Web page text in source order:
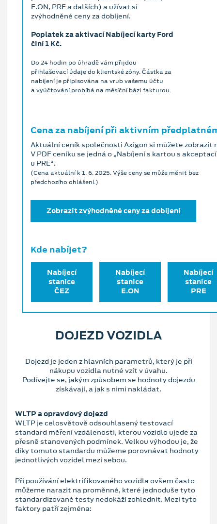
E.ON, PRE a dalších) a užívat si
zvýhodněné ceny za dobíjení.
Poplatek za aktivací Nabíjecí karty Ford
činí 1 Kč.
Do 24 hodin po úhradě vám přijdou
přihlašovací údaje do klientské zóny. Částka za
nabíjení je připisována na vrub vašemu účtu
a vyúčtování probíhá na měsíční bázi fakturou.
Cena za nabíjení při aktivním
Aktuální ceník společnosti Axigon si můžete zobrazit
V PDF ceníku se jedná o „Nabíjení s kartou s akceptací
u PRE“.
(Cena aktuální k 1. 6. 2025. Výše ceny se může měnit bez
předchozího ohlášení.)
Zobrazit zvýhodněné ceny za dobíjení
Kde nabíjet?
Nabíjecí
stanice
ČEZ
Nabíjecí
stanice
E.ON
Nabíjecí
stanice
PRE
DOJEZD VOZIDLA
Dojezd je jeden z hlavních parametrů, který je při
nákupu vozidla nutné vzít v úvahu.
Podívejte se, jakým způsobem se hodnoty dojezdu
získávají, a jak s nimi nakládat.
WLTP a opravdový dojezd
WLTP je celosvětově odsouhlasený testovací
standard měření vzdálenosti, kterou vozidlo ujede za
přesně stanovených podmínek. Velkou výhodou je, že
díky tomuto standardu můžeme porovnávat hodnoty
jednotlivých vozidel mezi sebou.
Při používání elektrifikovaného vozidla ovšem často
můžeme narazit na proměnné, které jednoduše tyto
standardizované testy nedokáží zohlednit. Mezi tyto
faktory patří zejména: